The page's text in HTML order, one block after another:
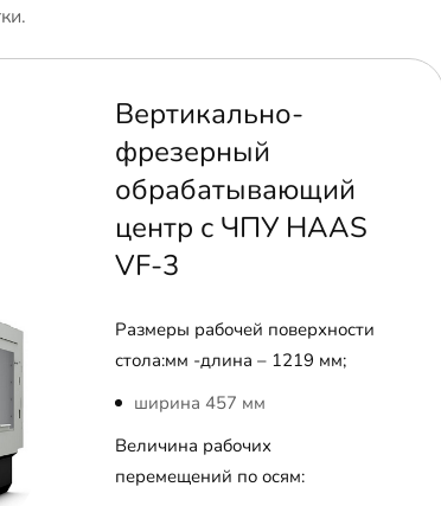
Вертикально-
фрезерный
обрабатывающий
центр с ЧПУ HAAS
VF-3
Размеры рабочей поверхности
стола:мм -длина – 1219 мм;
ширина 457 мм
Величина рабочих
перемещений по осям: